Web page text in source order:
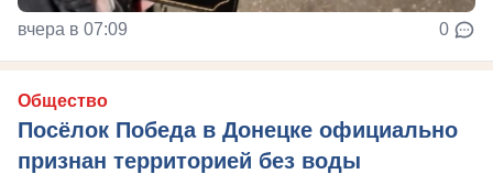
вчера в 07:09 0
Общество
Посёлок Победа в Донецке официально
признан территорией без воды